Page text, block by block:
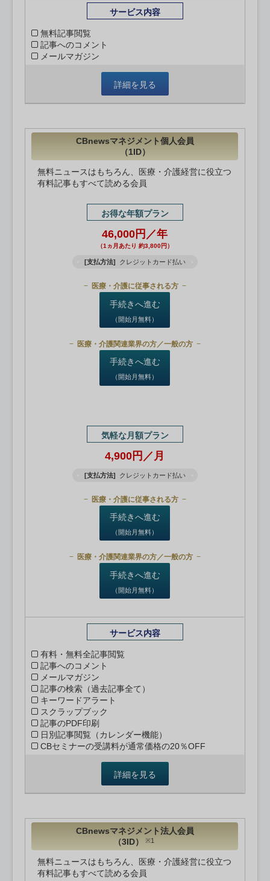
サービス内容
無料記事閲覧
記事へのコメント
メールマガジン
詳細を見る
CBnewsマネジメント個人会員
（1ID）
無料ニュースはもちろん、医療・介護経営に役立つ
有料記事もすべて読める会員
お得な年額プラン
46,000円／年
（1ヵ月あたり 約3,800円）
[支払方法] クレジットカード払い
医療・介護に従事される方
手続きへ進む
（開始月無料）
医療・介護関連業界の方／一般の方
手続きへ進む
（開始月無料）
気軽な月額プラン
4,900円／月
[支払方法] クレジットカード払い
医療・介護に従事される方
手続きへ進む
（開始月無料）
医療・介護関連業界の方／一般の方
手続きへ進む
（開始月無料）
サービス内容
有料・無料全記事閲覧
記事へのコメント
メールマガジン
記事の検索（過去記事全て）
キーワードアラート
スクラップブック
記事のPDF印刷
日別記事閲覧（カレンダー機能）
CBセミナーの受講料が通常価格の20％OFF
詳細を見る
CBnewsマネジメント法人会員
（3ID）
※1
無料ニュースはもちろん、医療・介護経営に役立つ
有料記事もすべて読める会員